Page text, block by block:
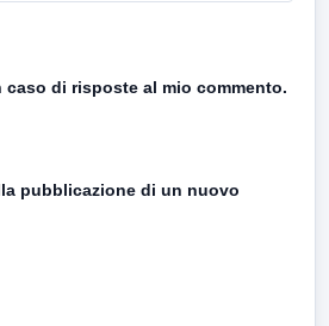
caso di risposte al mio commento.
pubblicazione di un nuovo